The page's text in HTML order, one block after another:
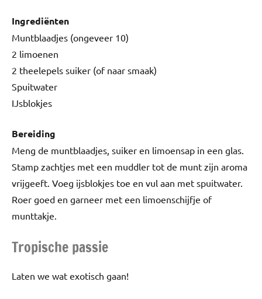
Ingrediënten
Muntblaadjes (ongeveer 10)
2 limoenen
2 theelepels suiker (of naar smaak)
Spuitwater
IJsblokjes
Bereiding
Meng de muntblaadjes, suiker en limoensap in een glas.
Stamp zachtjes met een muddler tot de munt zijn aroma
vrijgeeft. Voeg ijsblokjes toe en vul aan met spuitwater.
Roer goed en garneer met een limoenschijfje of
munttakje.
Tropische passie
Laten we wat exotisch gaan!